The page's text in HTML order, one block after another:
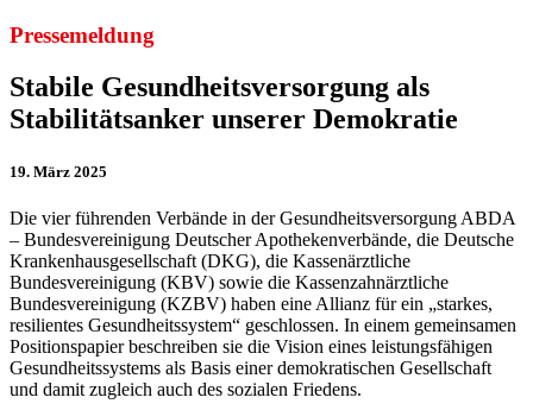
Pressemeldung
Stabile Gesundheitsversorgung als
Stabilitätsanker unserer Demokratie
19. März 2025
Die vier führenden Verbände in der Gesundheitsversorgung ABDA
– Bundesvereinigung Deutscher Apothekenverbände, die Deutsche
Krankenhausgesellschaft (DKG), die Kassenärztliche
Bundesvereinigung (KBV) sowie die Kassenzahnärztliche
Bundesvereinigung (KZBV) haben eine Allianz für ein „starkes,
resilientes Gesundheitssystem“ geschlossen. In einem gemeinsamen
Positionspapier beschreiben sie die Vision eines leistungsfähigen
Gesundheitssystems als Basis einer demokratischen Gesellschaft
und damit zugleich auch des sozialen Friedens.